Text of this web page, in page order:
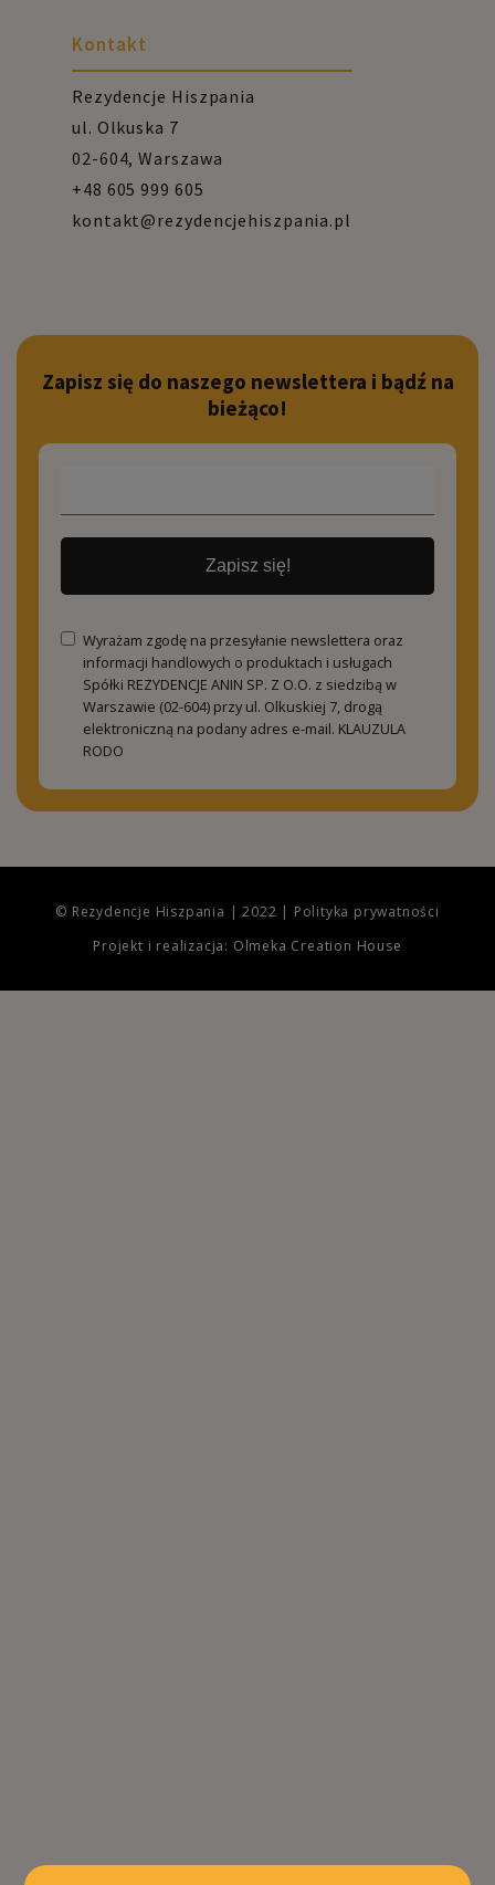
Kontakt
Rezydencje Hiszpania
ul. Olkuska 7
02-604, Warszawa
+48 605 999 605
kontakt@rezydencjehiszpania.pl
Zapisz się do naszego newslettera i bądź na
bieżąco!
Zapisz się!
Wyrażam zgodę na przesyłanie newslettera oraz
informacji handlowych o produktach i usługach
Spółki REZYDENCJE ANIN SP. Z O.O. z siedzibą w
Warszawie (02-604) przy ul. Olkuskiej 7, drogą
elektroniczną na podany adres e-mail. KLAUZULA
RODO
© Rezydencje Hiszpania | 2022 | Polityka prywatności
Projekt i realizacja: Olmeka Creation House